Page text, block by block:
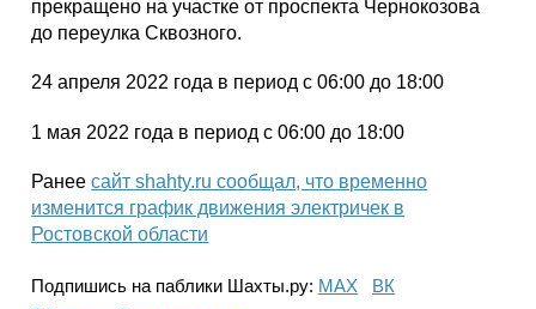
прекращено на участке от проспекта Чернокозова
до переулка Сквозного.
24 апреля 2022 года в период с 06:00 до 18:00
1 мая 2022 года в период с 06:00 до 18:00
Ранеесайт shahty.ru сообщал, что временно
изменится график движения электричек в
Ростовской области
Подпишись на паблики Шахты.ру: МАХ
ВК